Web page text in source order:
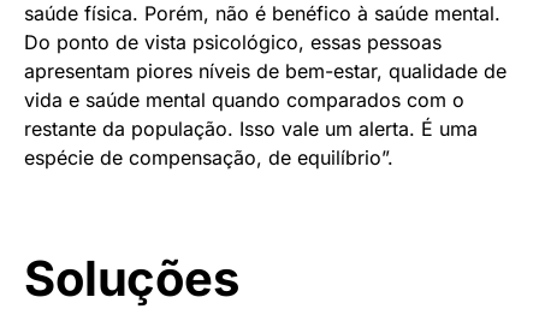
saúde física. Porém, não é benéfico à saúde mental.
Do ponto de vista psicológico, essas pessoas
apresentam piores níveis de bem-estar, qualidade de
vida e saúde mental quando comparados com o
restante da população. Isso vale um alerta. É uma
espécie de compensação, de equilíbrio”.
Soluções